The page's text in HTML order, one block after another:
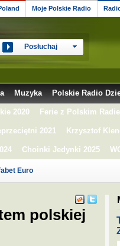
Moje Polskie Radio
Posłuchaj
Muzyka Polskie Radio
2020 Ferie z Polskim
2021 Krzysztof
Choinki Jedynki 2025
Euro
polskiej